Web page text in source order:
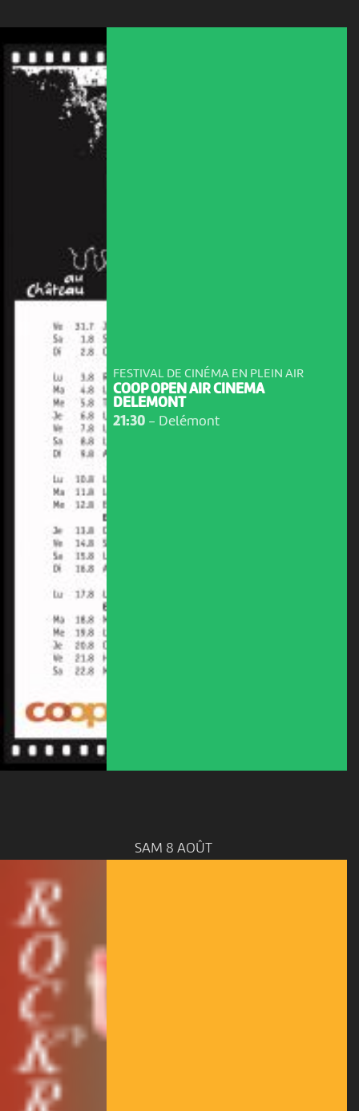
FESTIVAL DE CINÉMA EN PLEIN AIR
COOP OPEN AIR CINEMA
DELEMONT
21:30- Delémont
SAM 8 AOÛT